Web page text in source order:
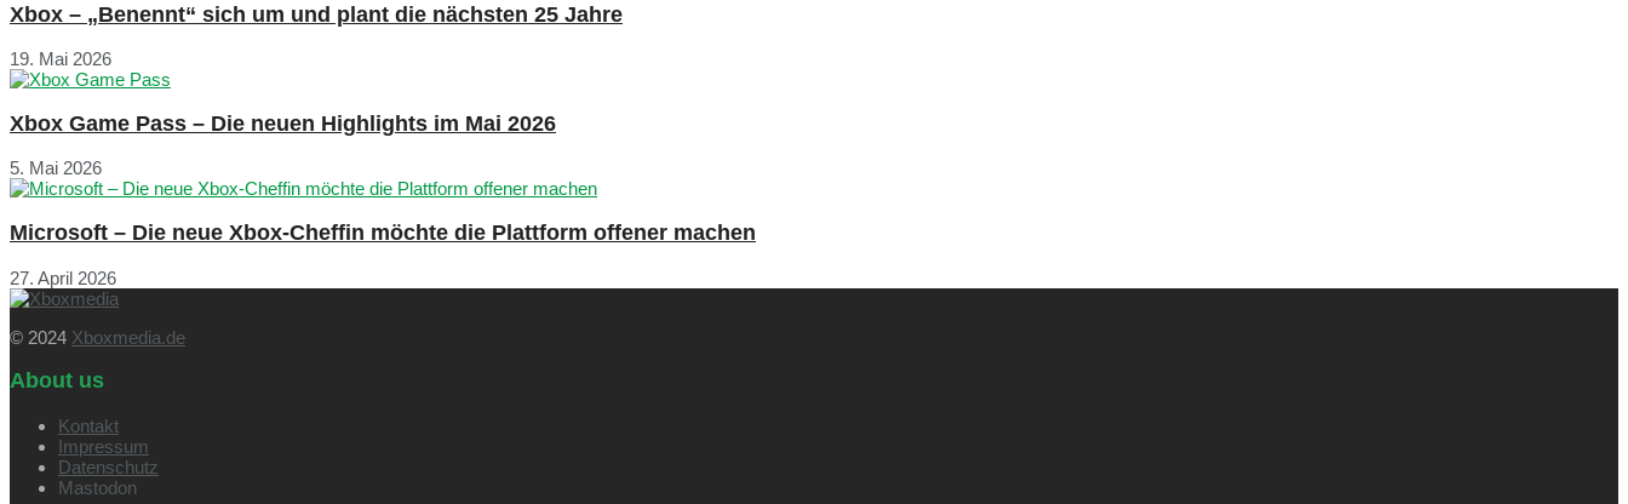
Xbox – „Benennt“ sich um und plant die nächsten 25 Jahre
19. Mai 2026
Xbox Game Pass – Die neuen Highlights im Mai 2026
5. Mai 2026
Microsoft – Die neue Xbox-Cheffin möchte die Plattform offener machen
27. April 2026
© 2024 Xboxmedia.de
About us
Kontakt
Impressum
Datenschutz
Mastodon